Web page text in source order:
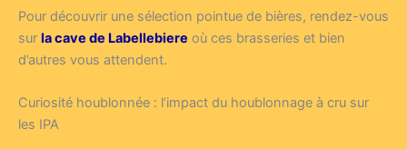
Pour découvrir une sélection pointue de bières, rendez-vous
sur la cave de Labellebiere où ces brasseries et bien
d’autres vous attendent.
Curiosité houblonnée : l’impact du houblonnage à cru sur
les IPA